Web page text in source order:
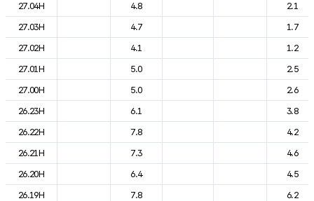
27.04H
4.8
2.1
27.03H
4.7
1.7
27.02H
4.1
1.2
27.01H
5.0
2.5
27.00H
5.0
2.6
26.23H
6.1
3.8
26.22H
7.8
4.2
26.21H
7.3
4.6
26.20H
6.4
4.5
26.19H
7.8
6.2